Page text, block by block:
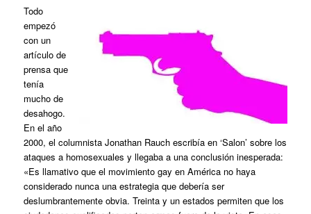
Todo
empezó
con un
artículo de
prensa que
tenía
mucho de
desahogo.
En el año
2000, el columnista Jonathan Rauch escribía en ‘Salon’ sobre los
ataques a homosexuales y llegaba a una conclusión inesperada:
«Es llamativo que el movimiento gay en América no haya
considerado nunca una estrategia que debería ser
deslumbrantemente obvia. Treinta y un estados permiten que los